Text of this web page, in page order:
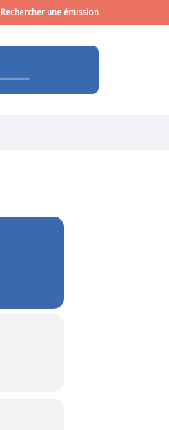
Rechercher une émission